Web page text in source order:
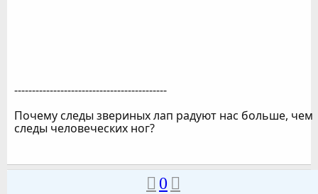
-------------------------------------------
Почему следы звериных лап радуют нас больше, чем
следы человеческих ног?
0